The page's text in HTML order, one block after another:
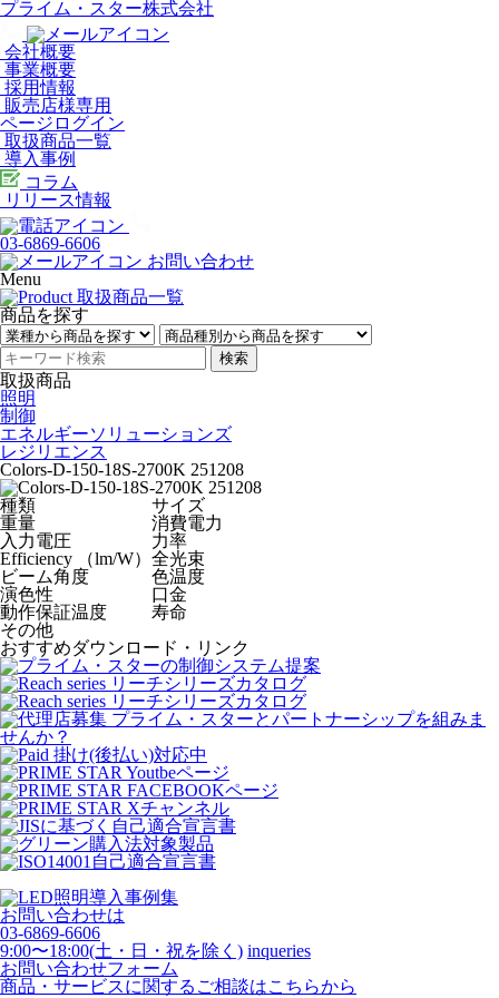
プライム・スター株式会社
会社概要
事業概要
採用情報
販売店様専用
ページログイン
取扱商品一覧
導入事例
コラム
リリース情報
03-6869-6606
お問い合わせ
Menu
商品を探す
検索
取扱商品
照明
制御
エネルギーソリューションズ
レジリエンス
Colors-D-150-18S-2700K 251208
種類
サイズ
重量
消費電力
入力電圧
力率
Efficiency （lm/W） 全光束
ビーム角度
色温度
演色性
口金
動作保証温度
寿命
その他
おすすめダウンロード・リンク
お問い合わせは
03-6869-6606
9:00〜18:00(土・日・祝を除く) inqueries
お問い合わせフォーム
商品・サービスに関するご相談はこちらから